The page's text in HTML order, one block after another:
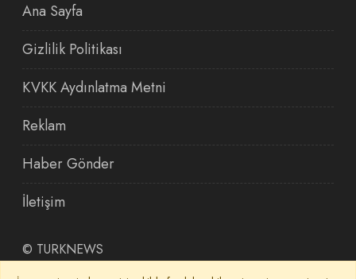
Ana Sayfa
Gizlilik Politikası
KVKK Aydınlatma Metni
Reklam
Haber Gönder
İletişim
© TURKNEWS